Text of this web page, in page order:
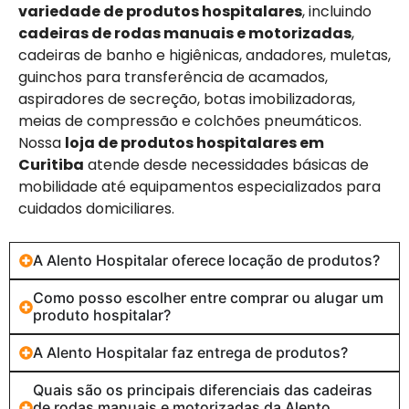
variedade de produtos hospitalares, incluindo
cadeiras de rodas manuais e motorizadas,
cadeiras de banho e higiênicas, andadores, muletas,
guinchos para transferência de acamados,
aspiradores de secreção, botas imobilizadoras,
meias de compressão e colchões pneumáticos.
Nossa loja de produtos hospitalares em
Curitiba atende desde necessidades básicas de
mobilidade até equipamentos especializados para
cuidados domiciliares.
A Alento Hospitalar oferece locação de produtos?
Como posso escolher entre comprar ou alugar um
produto hospitalar?
A Alento Hospitalar faz entrega de produtos?
Quais são os principais diferenciais das cadeiras